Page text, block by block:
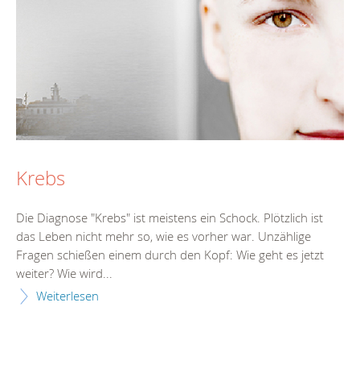
Krebs
Die Diagnose "Krebs" ist meistens ein Schock. Plötzlich ist
das Leben nicht mehr so, wie es vorher war. Unzählige
Fragen schießen einem durch den Kopf: Wie geht es jetzt
weiter? Wie wird...
Weiterlesen